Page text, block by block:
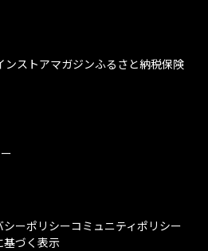
ンストアマガジンふるさと納税保険
シーポリシーコミュニティポリシー
基づく表示